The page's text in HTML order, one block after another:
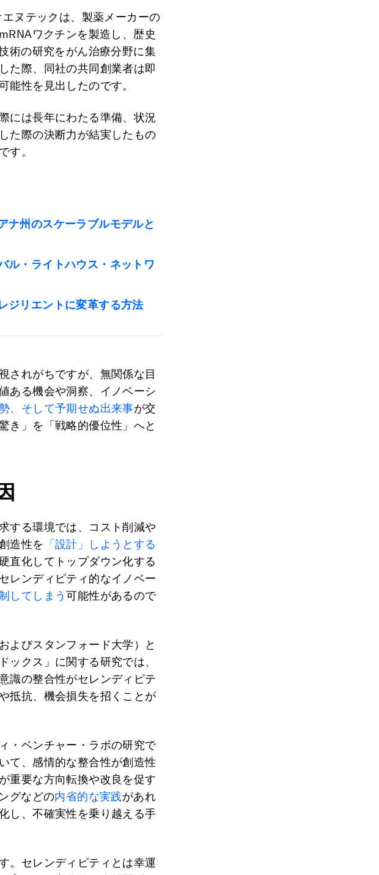
ヌテックは、製薬メーカーの
ワクチンを製造し、歴史
術の研究をがん治療分野に集
た際、同社の共同創業者は即
能性を見出したのです。
には長年にわたる準備、状況
た際の決断力が結実したもの
す。
ナ州のスケーラブルモデルと
ル・ライトハウス・ネットワ
ジリエントに変革する方法
されがちですが、無関係な目
ある機会や洞察、イノベーシ
、そして予期せぬ出来事が交
き」を「戦略的優位性」へと
する環境では、コスト削減や
造性を
「設計」しようとする
直化してトップダウン化する
レンディピティ的なイノベー
してしまう可能性があるので
よびスタンフォード大学）と
ックス」に関する研究では、
識の整合性がセレンディピテ
抵抗、機会損失を招くことが
・ベンチャー・ラボの研究で
て、感情的な整合性が創造性
重要な方向転換や改良を促す
グなどの内省的な実践があれ
し、不確実性を乗り越える手
。セレンディピティとは幸運